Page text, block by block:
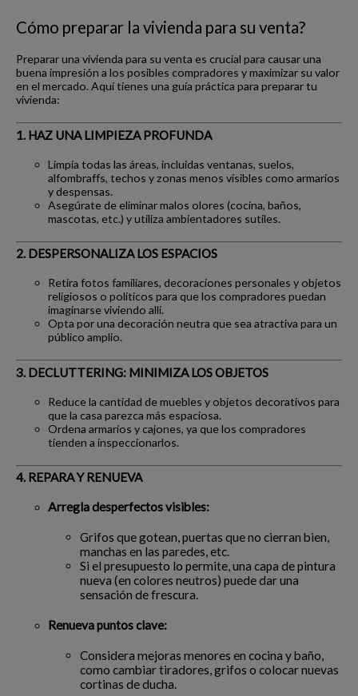
Cómo preparar la vivienda para su venta?
Preparar una vivienda para su venta es crucial para causar una
buena impresión a los posibles compradores y maximizar su valor
en el mercado. Aquí tienes una guía práctica para preparar tu
vivienda:
1. HAZ UNA LIMPIEZA PROFUNDA
Limpia todas las áreas, incluidas ventanas, suelos,
alfombraffs, techos y zonas menos visibles como armarios
y despensas.
Asegúrate de eliminar malos olores (cocina, baños,
mascotas, etc.) y utiliza ambientadores sutiles.
2. DESPERSONALIZA LOS ESPACIOS
Retira fotos familiares, decoraciones personales y objetos
religiosos o políticos para que los compradores puedan
imaginarse viviendo allí.
Opta por una decoración neutra que sea atractiva para un
público amplio.
3. DECLUTTERING: MINIMIZA LOS OBJETOS
Reduce la cantidad de muebles y objetos decorativos para
que la casa parezca más espaciosa.
Ordena armarios y cajones, ya que los compradores
tienden a inspeccionarlos.
4. REPARA Y RENUEVA
Arregla desperfectos visibles:
Grifos que gotean, puertas que no cierran bien,
manchas en las paredes, etc.
Si el presupuesto lo permite, una capa de pintura
nueva (en colores neutros) puede dar una
sensación de frescura.
Renueva puntos clave:
Considera mejoras menores en cocina y baño,
como cambiar tiradores, grifos o colocar nuevas
cortinas de ducha.